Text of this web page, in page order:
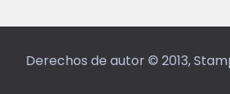
Derechos de autor © 2013,